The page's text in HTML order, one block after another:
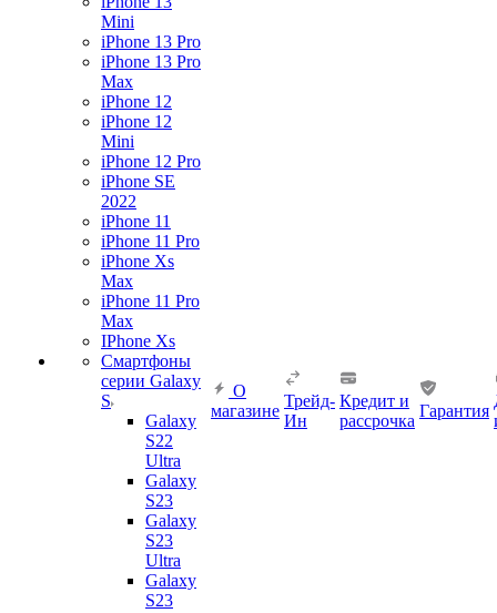
Mini
iPhone 13 Pro
iPhone 13 Pro
Max
iPhone 12
iPhone 12
Mini
iPhone 12 Pro
iPhone SE
2022
iPhone 11
iPhone 11 Pro
iPhone Xs
Max
iPhone 11 Pro
Max
IPhone Xs
Смартфоны
серии Galaxy
S
Galaxy
S22
Ultra
Galaxy
S23
Galaxy
S23
Ultra
Galaxy
S23
О
магазине
Трейд-
Ин
Кредит и
рассрочка
Гарантия